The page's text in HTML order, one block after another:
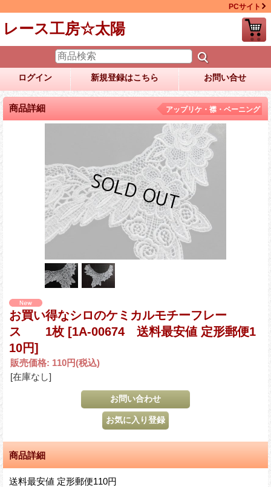
PCサイト
レース工房☆太陽
ログイン 新規登録はこちら お問い合せ
商品詳細 アップリケ・襟・ベーニング
お買い得なシロのケミカルモチーフレー
ス 1枚 [1A-00674 送料最安値 定形郵便1
10円]
販売価格: 110円(税込)
[在庫なし]
商品詳細
送料最安値 定形郵便110円